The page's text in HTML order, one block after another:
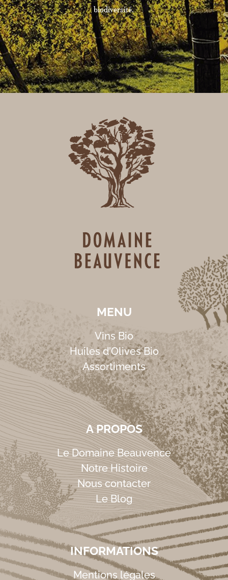
biodiversité.
MENU
Vins Bio
Huiles d’Olives Bio
Assortiments
A PROPOS
Le Domaine Beauvence
Notre Histoire
Nous contacter
Le Blog
INFORMATIONS
Mentions légales